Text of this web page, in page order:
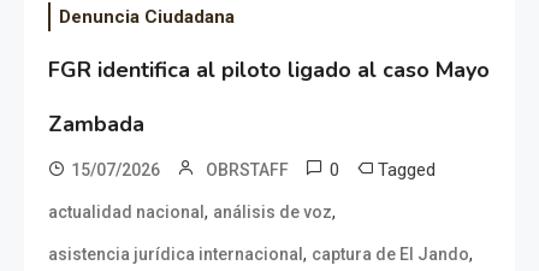
Denuncia Ciudadana
FGR identifica al piloto ligado al caso Mayo
Zambada
15/07/2026 OBRSTAFF 0 Tagged
actualidad nacional , análisis de voz,
asistencia jurídica internacional , captura de El Jando,